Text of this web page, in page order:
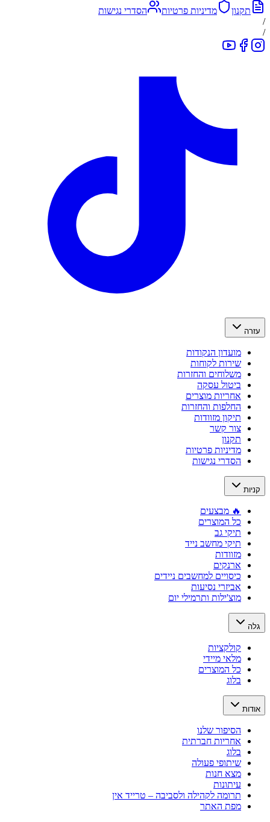
תקנון מדיניות פרטיות
הסדרי נגישות
/
/
עזרה
מועדון הנקודות
שירות לקוחות
משלוחים והחזרות
ביטול עסקה
אחריות מוצרים
החלפות והחזרות
תיקון מזוודות
צור קשר
תקנון
מדיניות פרטיות
הסדרי נגישות
קניות
🔥 מבצעים
כל המוצרים
תיקי גב
תיקי מחשב נייד
מזוודות
ארנקים
כיסויים למחשבים ניידים
אביזרי נסיעות
מוצ'ילות ותרמילי יום
גלה
קולקציות
מלאי מיידי
כל המוצרים
בלוג
אודות
הסיפור שלנו
אחריות חברתית
בלוג
שיתופי פעולה
מצא חנות
עיתונות
תרומה לקהילה ולסביבה – טרייד אין
מפת האתר